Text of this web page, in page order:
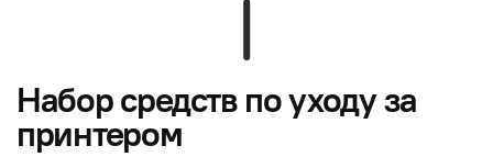
Набор средств по уходу за
принтером